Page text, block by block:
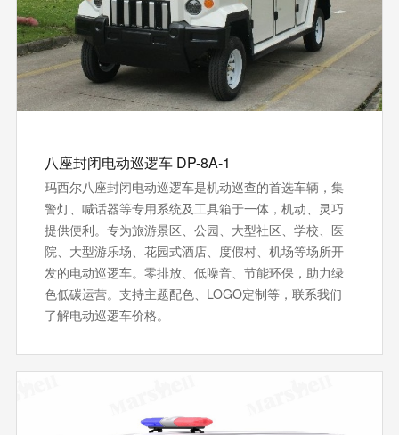
八座封闭电动巡逻车 DP-8A-1
玛西尔八座封闭电动巡逻车是机动巡查的首选车辆，集
警灯、喊话器等专用系统及工具箱于一体，机动、灵巧
提供便利。专为旅游景区、公园、大型社区、学校、医
院、大型游乐场、花园式酒店、度假村、机场等场所开
发的电动巡逻车。零排放、低噪音、节能环保‌，助力绿
色低碳运营。支持‌主题配色、LOGO定制等，联系我们
了解电动巡逻车价格。